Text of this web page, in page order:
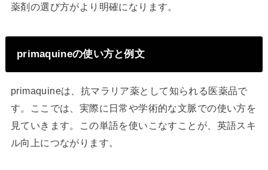
薬剤の選び方がより明確になります。
primaquineの使い方と例文
primaquineは、抗マラリア薬として知られる医薬品で
す。ここでは、実際に日常や学術的な文脈での使い方を
見ていきます。この単語を使いこなすことが、英語スキ
ル向上につながります。